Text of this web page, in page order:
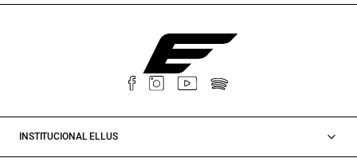
INSTITUCIONAL ELLUS